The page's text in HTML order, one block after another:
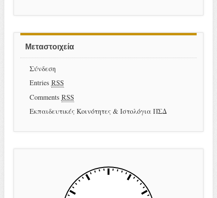
Μεταστοιχεία
Σύνδεση
Entries RSS
Comments RSS
Εκπαιδευτικές Κοινότητες & Ιστολόγια ΠΣΔ